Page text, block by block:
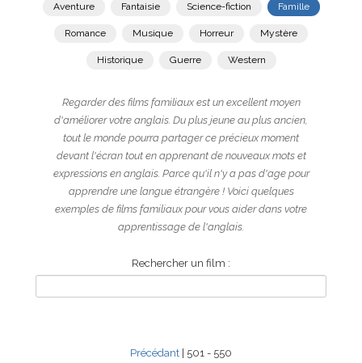
Aventure Fantaisie Science-fiction Famille
Romance Musique Horreur Mystère
Historique Guerre Western
Regarder des films familiaux est un excellent moyen
d'améliorer votre anglais. Du plus jeune au plus ancien,
tout le monde pourra partager ce précieux moment
devant l'écran tout en apprenant de nouveaux mots et
expressions en anglais. Parce qu'il n'y a pas d'age pour
apprendre une langue étrangère ! Voici quelques
exemples de films familiaux pour vous aider dans votre
apprentissage de l'anglais.
Rechercher un film :
Précédant | 501 - 550